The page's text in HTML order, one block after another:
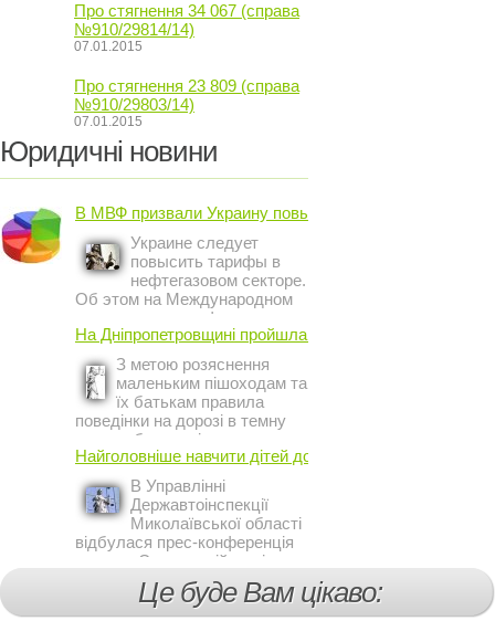
Про стягнення 34 067 (справа
№910/29814/14)
07.01.2015
Про стягнення 23 809 (справа
№910/29803/14)
07.01.2015
Юридичні новини
В МВФ призвали Украину повысить ...
Украине следует
повысить тарифы в
нефтегазовом секторе.
Об этом на Международном
инвестиционном форуме в
Киеве заявил постоянный
представитель МВФ на
Украине Жером Ваше.
На Дніпропетровщині пройшла акція ...
З метою розяснення
маленьким пішоходам та
їх батькам правила
поведінки на дорозі в темну
пору доби, працівники сектору
профілактичної роботи відділу
ДАІ з обслуговування міста
Кривий Ріг провели ...
Найголовніше навчити дітей дотримуватися ...
В Управлінні
Державтоінспекції
Миколаївської області
відбулася прес-конференція
на тему Стан аварійності за
участю, з вини дітей і
пішоходів.Це буде Вам цікаво: